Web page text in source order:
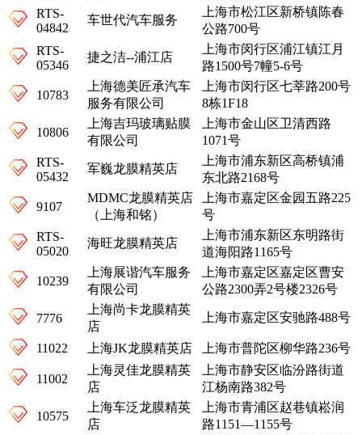
RTS-
04842
车世代汽车服务
上海市松江区新桥镇陈春
公路700号
RTS-
05346
捷之洁--浦江店
上海市闵行区浦江镇江月
路1500号7幢5-6号
10783
上海德美匠承汽车
服务有限公司
上海市闵行区七莘路200号
8栋1F18
10806
上海吉玛玻璃贴膜
有限公司
上海市金山区卫清西路
1071号
RTS-
05432
军巍龙膜精英店
上海市浦东新区高桥镇浦
东北路2168号
9107
MDMC龙膜精英店
（上海和铭）
上海市嘉定区金园五路225
号
RTS-
05020
海旺龙膜精英店
上海市浦东新区东明路街
道海阳路1165号
10239
上海展谐汽车服务
有限公司
上海市嘉定区嘉定区曹安
公路2300弄2号楼2326号
7776
上海尚卡龙膜精英
店
上海市嘉定区安驰路488号
11022 上海JK龙膜精英店 上海市普陀区柳华路236号
11002
上海灵佳龙膜精英
店
上海市静安区临汾路街道
江杨南路382号
10575
上海车泛龙膜精英
店
上海市青浦区赵巷镇崧润
路1151—1155号